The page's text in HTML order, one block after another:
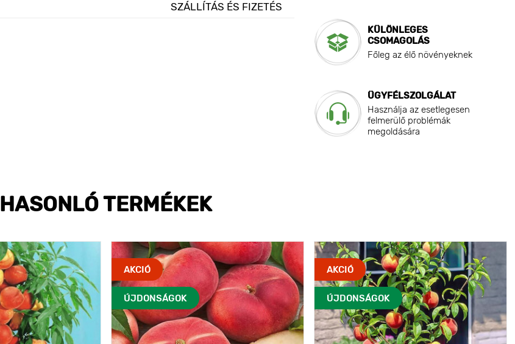
SZÁLLÍTÁS ÉS FIZETÉS
KÜLÖNLEGES
CSOMAGOLÁS
Főleg az élő növényeknek
ÜGYFÉLSZOLGÁLAT
Használja az esetlegesen
felmerülő problémák
megoldására
HASONLÓ TERMÉKEK
AKCIÓ
ÚJDONSÁGOK
AKCIÓ
ÚJDONSÁGOK